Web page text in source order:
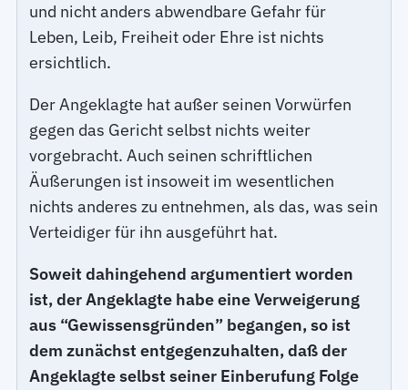
und nicht anders abwendbare Gefahr für
Leben, Leib, Freiheit oder Ehre ist nichts
ersichtlich.
Der Angeklagte hat außer seinen Vorwürfen
gegen das Gericht selbst nichts weiter
vorgebracht. Auch seinen schriftlichen
Äußerungen ist insoweit im wesentlichen
nichts anderes zu entnehmen, als das, was sein
Verteidiger für ihn ausgeführt hat.
Soweit dahingehend argumentiert worden
ist, der Angeklagte habe eine Verweigerung
aus “Gewissensgründen” begangen, so ist
dem zunächst entgegenzuhalten, daß der
Angeklagte selbst seiner Einberufung Folge